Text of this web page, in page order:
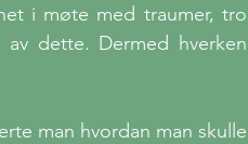
i møte med traumer, tro
dette. Dermed hverken
man hvordan man skulle